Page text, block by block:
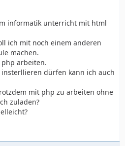
informatik unterricht mit html
ich mit noch einem anderen
machen.
arbeiten.
insterllieren dürfen kann ich auch
mit php zu arbeiten ohne
zuladen?